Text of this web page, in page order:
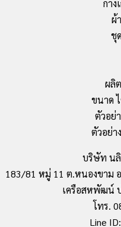
กาง
ผ้
ชุ
ผลิ
ขนาด ไ
ตัวอย่
ตัวอย่า
บริษัท นลิ
183/81 หมู่ 11 ต.หนองขาม
เครือสหพัฒน์
โทร.
Line